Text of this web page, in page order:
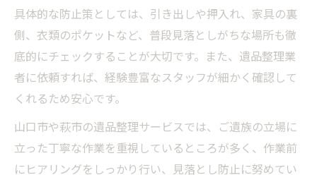
具体的な防止策としては、引き出しや押入れ、家具の裏
側、衣類のポケットなど、普段見落としがちな場所も徹
底的にチェックすることが大切です。また、遺品整理業
者に依頼すれば、経験豊富なスタッフが細かく確認して
くれるため安心です。
山口市や萩市の遺品整理サービスでは、ご遺族の立場に
立った丁寧な作業を重視しているところが多く、作業前
にヒアリングをしっかり行い、見落とし防止に努めてい